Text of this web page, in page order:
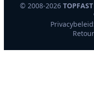
© 2008-2026
Privacybeleid